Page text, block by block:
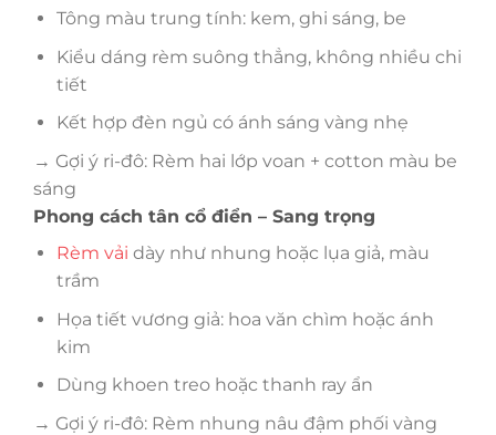
Tông màu trung tính: kem, ghi sáng, be
Kiểu dáng rèm suông thẳng, không nhiều chi
tiết
Kết hợp đèn ngủ có ánh sáng vàng nhẹ
→ Gợi ý ri-đô: Rèm hai lớp voan + cotton màu be
sáng
Phong cách tân cổ điển – Sang trọng
Rèm vải dày như nhung hoặc lụa giả, màu
trầm
Họa tiết vương giả: hoa văn chìm hoặc ánh
kim
Dùng khoen treo hoặc thanh ray ẩn
→ Gợi ý ri-đô: Rèm nhung nâu đậm phối vàng